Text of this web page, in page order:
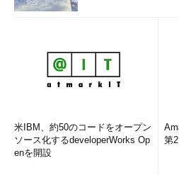
米IBM、約50のコードをオープン
ソース化するdeveloperWorks Op
enを開設
第